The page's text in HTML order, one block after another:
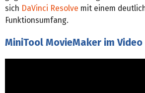
sich DaVinci Resolve mit einem
Funktionsumfang.
MiniTool MovieMaker im Video